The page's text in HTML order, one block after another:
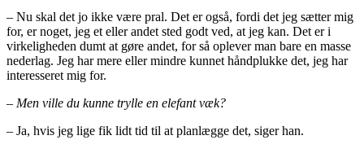
– Nu skal det jo ikke være pral. Det er også, fordi det jeg sætter mig
for, er noget, jeg et eller andet sted godt ved, at jeg kan. Det er i
virkeligheden dumt at gøre andet, for så oplever man bare en masse
nederlag. Jeg har mere eller mindre kunnet håndplukke det, jeg har
interesseret mig for.
– Men ville du kunne trylle en elefant væk?
– Ja, hvis jeg lige fik lidt tid til at planlægge det, siger han.